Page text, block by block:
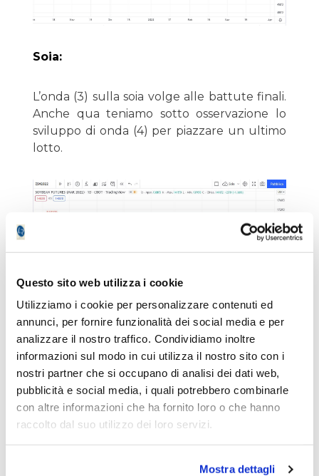
Questo sito web utilizza i cookie
Utilizziamo i cookie per personalizzare contenuti ed
annunci, per fornire funzionalità dei social media e per
analizzare il nostro traffico. Condividiamo inoltre
informazioni sul modo in cui utilizza il nostro sito con i
nostri partner che si occupano di analisi dei dati web,
pubblicità e social media, i quali potrebbero combinarle
con altre informazioni che ha fornito loro o che hanno
raccolto dal suo utilizzo dei loro servizi.
Mostra dettagli
Soia:
L’onda (3) sulla soia volge alle battute finali.
Anche qua teniamo sotto osservazione lo
sviluppo di onda (4) per piazzare un ultimo
lotto.
Wheat:
Ancora una volta il grano ci beffa e la
correzione di onda [4] diventa un doppio
zigzag, a qui manca ancora l’onda finale C